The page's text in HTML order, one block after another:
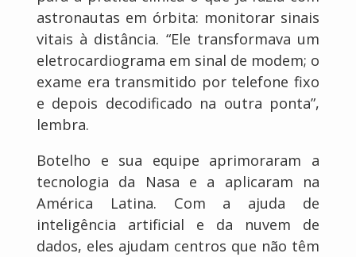
astronautas em órbita: monitorar sinais
vitais à distância. “Ele transformava um
eletrocardiograma em sinal de modem; o
exame era transmitido por telefone fixo
e depois decodificado na outra ponta”,
lembra.
Botelho e sua equipe aprimoraram a
tecnologia da Nasa e a aplicaram na
América Latina. Com a ajuda de
inteligência artificial e da nuvem de
dados, eles ajudam centros que não têm